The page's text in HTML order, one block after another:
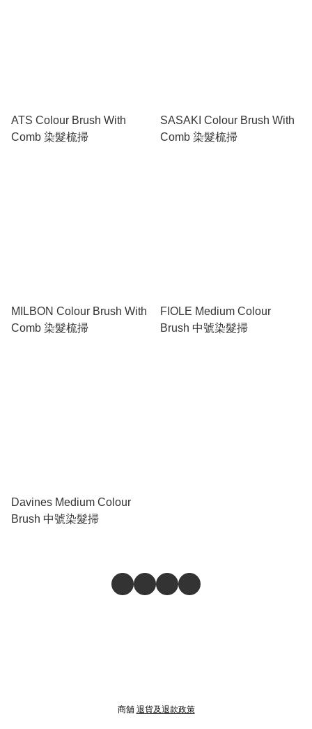
ATS Colour Brush With
Comb 染髮梳掃
SASAKI Colour Brush With
Comb 染髮梳掃
MILBON Colour Brush With
Comb 染髮梳掃
FIOLE Medium Colour
Brush 中號染髮掃
Davines Medium Colour
Brush 中號染髮掃
商舖 退貨及退款政策